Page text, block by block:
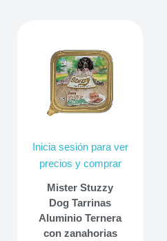
Inicia sesión para ver
precios y comprar
Mister Stuzzy
Dog Tarrinas
Aluminio Ternera
con zanahorias